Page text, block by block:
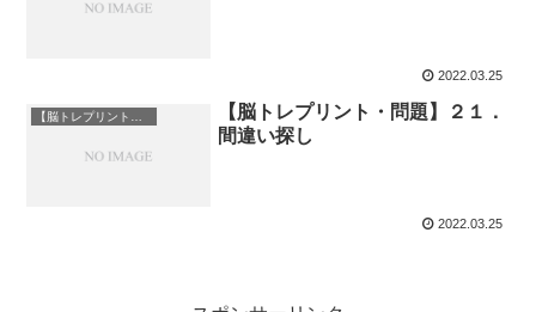
2022.03.25
【脳トレプリント】脳トレ
【脳トレプリント・問題】２１．
間違い探し
2022.03.25